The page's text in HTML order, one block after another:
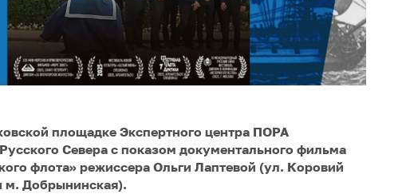
площадке Экспертного центра ПОРА
Севера с показом документального фильма
флота» режиссера Ольги Лаптевой (ул. Коровий
м. Добрынинская).